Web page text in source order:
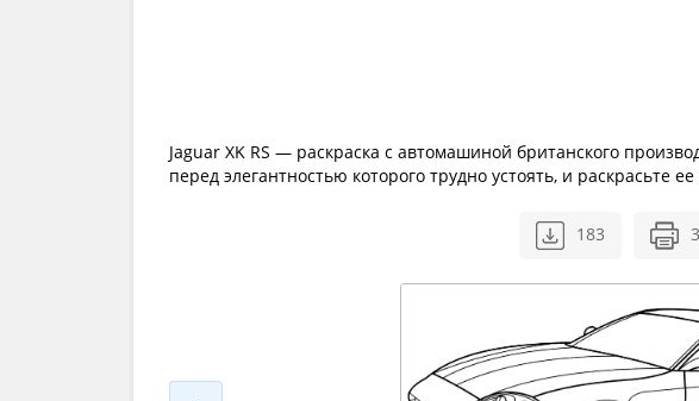
Jaguar XK RS — раскраска с автомашиной британского
перед элегантностью которого трудно устоять, и раскрасьте
183